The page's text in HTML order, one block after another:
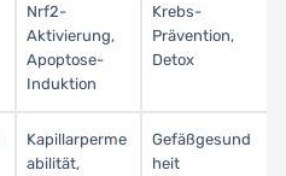
Nrf2-
Aktivierung,
Apoptose-
Induktion
Krebs-
Prävention,
Detox
Kapillarperme
abilität,
Gefäßgesund
heit